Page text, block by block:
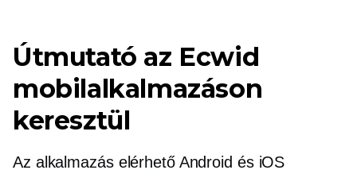
Útmutató az Ecwid
mobilalkalmazáson
keresztül
Az alkalmazás elérhető Android és iOS